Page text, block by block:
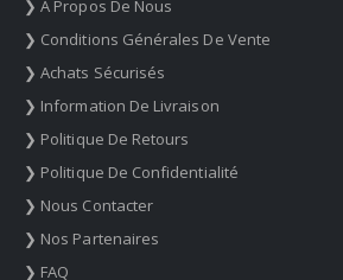
❯ À Propos De Nous
❯ Conditions Générales De Vente
❯ Achats Sécurisés
❯ Information De Livraison
❯ Politique De Retours
❯ Politique De Confidentialité
❯ Nous Contacter
❯ Nos Partenaires
❯ FAQ